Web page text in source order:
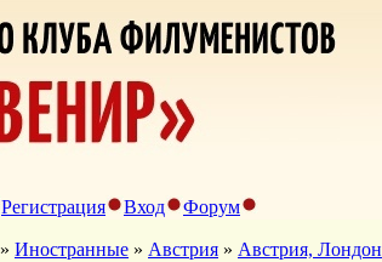
Регистрация Вход
Форум
» Иностранные » Австрия » Австрия, Лондон